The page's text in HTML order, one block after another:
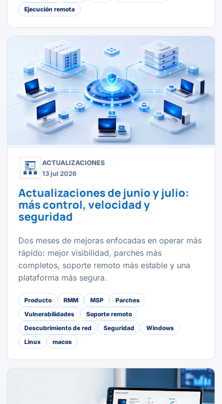
Ejecución remota
ACTUALIZACIONES
13 jul 2026
Actualizaciones de junio y julio:
más control, velocidad y
seguridad
Dos meses de mejoras enfocadas en operar más
rápido: mejor visibilidad, parches más
completos, soporte remoto más estable y una
plataforma más segura.
Producto RMM MSP
Parches
Vulnerabilidades
Soporte remoto
Descubrimiento de red
Seguridad
Windows
Linux
macos